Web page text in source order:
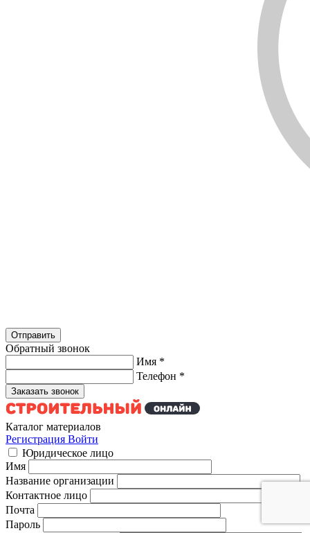
Обратный звонок
Имя *
Телефон *
Каталог материалов
Регистрация Войти
Юридическое лицо
Имя
Название организации
Контактное лицо
Почта
Пароль